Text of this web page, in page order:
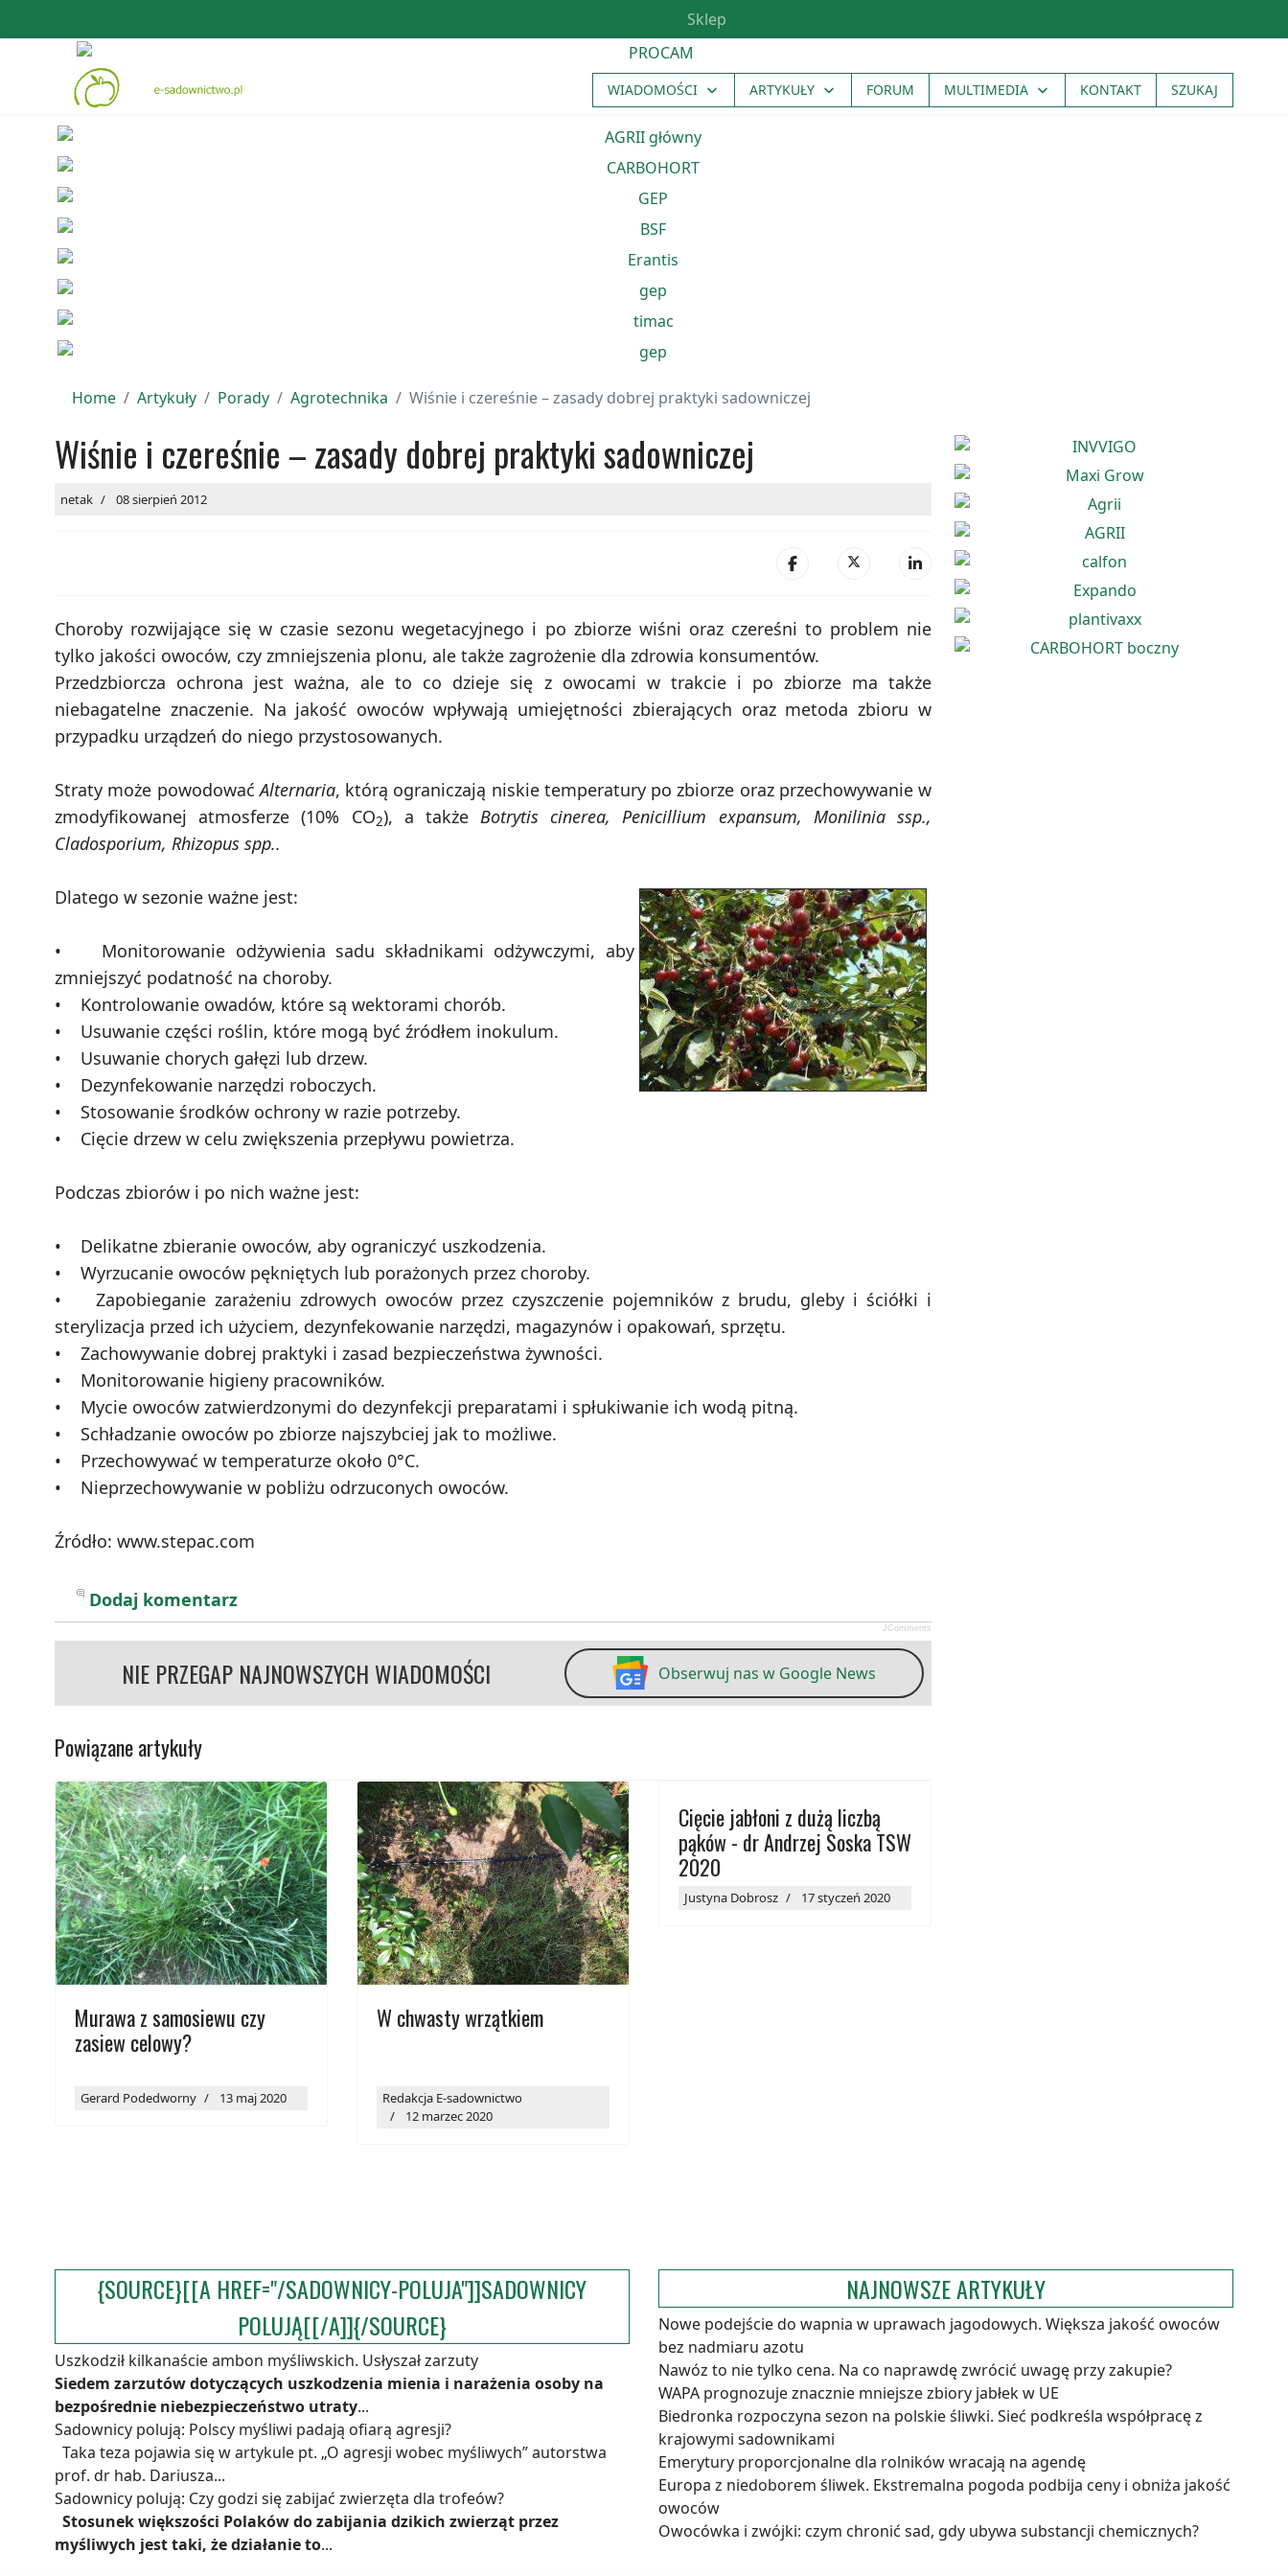
Sklep
WIADOMOŚCI ARTYKUŁY FORUM MULTIMEDIA KONTAKT SZUKAJ
Home Artykuły Porady Agrotechnika Wiśnie i czereśnie – zasady dobrej praktyki sadowniczej
Wiśnie i czereśnie – zasady dobrej praktyki sadowniczej
netak 08 sierpień 2012
Choroby rozwijające się w czasie sezonu wegetacyjnego i po zbiorze wiśni oraz czereśni to problem nie
tylko jakości owoców, czy zmniejszenia plonu, ale także zagrożenie dla zdrowia konsumentów.
Przedzbiorcza ochrona jest ważna, ale to co dzieje się z owocami w trakcie i po zbiorze ma także
niebagatelne znaczenie. Na jakość owoców wpływają umiejętności zbierających oraz metoda zbioru w
przypadku urządzeń do niego przystosowanych.
Straty może powodowaćAlternaria, którą ograniczają niskie temperatury po zbiorze oraz przechowywanie w
zmodyfikowanej atmosferze (10% CO2), a także Botrytis cinerea, Penicillium expansum, Monilinia ssp.,
Cladosporium, Rhizopus spp..
Dlatego w sezonie ważne jest:
• Monitorowanie odżywienia sadu składnikami odżywczymi, aby
zmniejszyć podatność na choroby.
• Kontrolowanie owadów, które są wektorami chorób.
• Usuwanie części roślin, które mogą być źródłem inokulum.
• Usuwanie chorych gałęzi lub drzew.
• Dezynfekowanie narzędzi roboczych.
• Stosowanie środków ochrony w razie potrzeby.
• Cięcie drzew w celu zwiększenia przepływu powietrza.
Podczas zbiorów i po nich ważne jest:
• Delikatne zbieranie owoców, aby ograniczyć uszkodzenia.
• Wyrzucanie owoców pękniętych lub porażonych przez choroby.
• Zapobieganie zarażeniu zdrowych owoców przez czyszczenie pojemników z brudu, gleby i ściółki i
sterylizacja przed ich użyciem, dezynfekowanie narzędzi, magazynów i opakowań, sprzętu.
• Zachowywanie dobrej praktyki i zasad bezpieczeństwa żywności.
• Monitorowanie higieny pracowników.
• Mycie owoców zatwierdzonymi do dezynfekcji preparatami i spłukiwanie ich wodą pitną.
• Schładzanie owoców po zbiorze najszybciej jak to możliwe.
• Przechowywać w temperaturze około 0°C.
• Nieprzechowywanie w pobliżu odrzuconych owoców.
Źródło: www.stepac.com
Dodaj komentarz
JComments
NIE PRZEGAP NAJNOWSZYCH WIADOMOŚCI Obserwuj nas w Google News
Powiązane artykuły
Murawa z samosiewu czy
zasiew celowy?
Gerard Podedworny 13 maj 2020
W chwasty wrzątkiem
Redakcja E-sadownictwo
12 marzec 2020
Cięcie jabłoni z dużą liczbą
pąków - dr Andrzej Soska TSW
2020
Justyna Dobrosz 17 styczeń 2020
{SOURCE}[[A HREF="/SADOWNICY-POLUJA"]]SADOWNICY
POLUJĄ[[/A]]{/SOURCE}
Uszkodził kilkanaście ambon myśliwskich. Usłyszał zarzuty
Siedem zarzutów dotyczących uszkodzenia mienia i narażenia osoby na
bezpośrednie niebezpieczeństwo utraty...
Sadownicy polują: Polscy myśliwi padają ofiarą agresji?
Taka teza pojawia się w artykule pt. „O agresji wobec myśliwych” autorstwa
prof. dr hab. Dariusza...
Sadownicy polują: Czy godzi się zabijać zwierzęta dla trofeów?
Stosunek większości Polaków do zabijania dzikich zwierząt przez
myśliwych jest taki, że działanie to...
NAJNOWSZE ARTYKUŁY
Nowe podejście do wapnia w uprawach jagodowych. Większa jakość owoców
bez nadmiaru azotu
Nawóz to nie tylko cena. Na co naprawdę zwrócić uwagę przy zakupie?
WAPA prognozuje znacznie mniejsze zbiory jabłek w UE
Biedronka rozpoczyna sezon na polskie śliwki. Sieć podkreśla współpracę z
krajowymi sadownikami
Emerytury proporcjonalne dla rolników wracają na agendę
Europa z niedoborem śliwek. Ekstremalna pogoda podbija ceny i obniża jakość
owoców
Owocówka i zwójki: czym chronić sad, gdy ubywa substancji chemicznych?